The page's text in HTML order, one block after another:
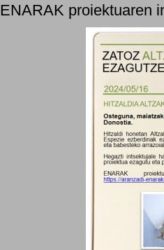
ENARAK proiektuaren